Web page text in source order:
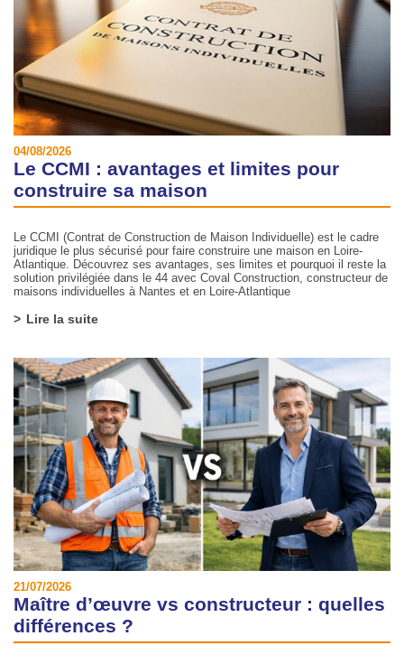
04/08/2026
Le CCMI : avantages et limites pour
construire sa maison
Le CCMI (Contrat de Construction de Maison Individuelle) est le cadre
juridique le plus sécurisé pour faire construire une maison en Loire-
Atlantique. Découvrez ses avantages, ses limites et pourquoi il reste la
solution privilégiée dans le 44 avec Coval Construction, constructeur de
maisons individuelles à Nantes et en Loire-Atlantique
Lire la suite
21/07/2026
Maître d’œuvre vs constructeur : quelles
différences ?